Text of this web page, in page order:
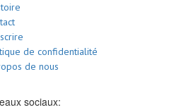
de confidentialité
de nous
sociaux: